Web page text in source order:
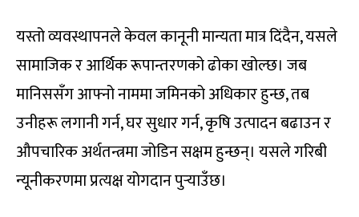
यस्तो व्यवस्थापनले केवल कानूनी मान्यता मात्र दिंदैन, यसले
सामाजिक र आर्थिक रूपान्तरणको ढोका खोल्छ। जब
मानिससँग आफ्नो नाममा जमिनको अधिकार हुन्छ, तब
उनीहरू लगानी गर्न, घर सुधार गर्न, कृषि उत्पादन बढाउन र
औपचारिक अर्थतन्त्रमा जोडिन सक्षम हुन्छन्। यसले गरिबी
न्यूनीकरणमा प्रत्यक्ष योगदान पुर्‍याउँछ।